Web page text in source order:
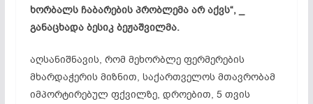
ხორბალს ჩაბარების პრობლემა არ აქვს“, _
განაცხადა ბესიკ ბეჟაშვილმა.
აღსანიშნავის, რომ მეხორბლე ფერმერების
მხარდაჭერის მიზნით, საქართველოს მთავრობამ
იმპორტირებულ ფქვილზე, დროებით, 5 თვის